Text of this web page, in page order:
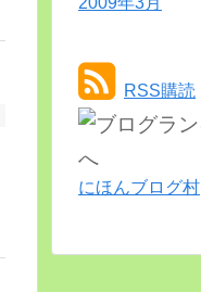
RSS購読
にほんブログ村